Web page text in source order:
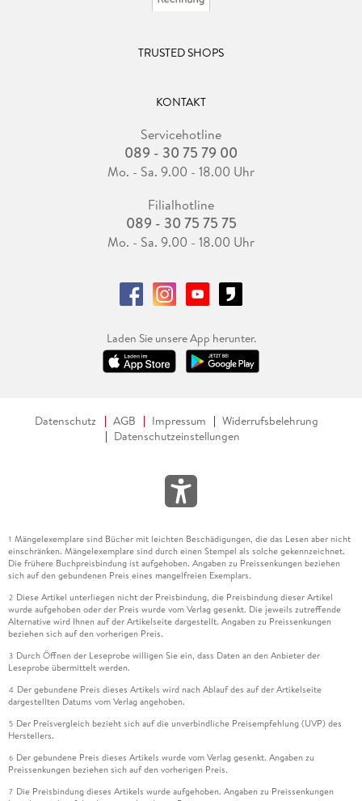
TRUSTED SHOPS
KONTAKT
Servicehotline
089 - 30 75 79 00
Mo. - Sa. 9.00 - 18.00 Uhr
Filialhotline
089 - 30 75 75 75
Mo. - Sa. 9.00 - 18.00 Uhr
Laden Sie unsere App herunter.
Datenschutz AGB Impressum
Widerrufsbelehrung
Datenschutzeinstellungen
1 Mängelexemplare sind Bücher mit leichten Beschädigungen, die das Lesen aber nicht
einschränken. Mängelexemplare sind durch einen Stempel als solche gekennzeichnet.
Die frühere Buchpreisbindung ist aufgehoben. Angaben zu Preissenkungen beziehen
sich auf den gebundenen Preis eines mangelfreien Exemplars.
2 Diese Artikel unterliegen nicht der Preisbindung, die Preisbindung dieser Artikel
wurde aufgehoben oder der Preis wurde vom Verlag gesenkt. Die jeweils zutreffende
Alternative wird Ihnen auf der Artikelseite dargestellt. Angaben zu Preissenkungen
beziehen sich auf den vorherigen Preis.
3 Durch Öffnen der Leseprobe willigen Sie ein, dass Daten an den Anbieter der
Leseprobe übermittelt werden.
4 Der gebundene Preis dieses Artikels wird nach Ablauf des auf der Artikelseite
dargestellten Datums vom Verlag angehoben.
5 Der Preisvergleich bezieht sich auf die unverbindliche Preisempfehlung (UVP) des
Herstellers.
6 Der gebundene Preis dieses Artikels wurde vom Verlag gesenkt. Angaben zu
Preissenkungen beziehen sich auf den vorherigen Preis.
7 Die Preisbindung dieses Artikels wurde aufgehoben. Angaben zu Preissenkungen